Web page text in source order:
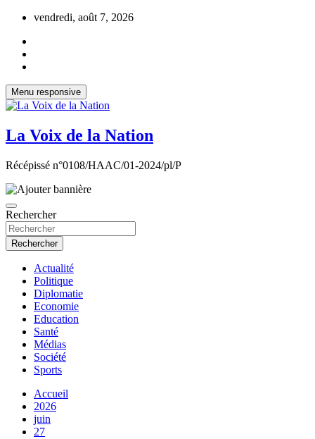
Aller
contenu
vendredi, août 7, 2026
Menu responsive
La Voix de la Nation
Récépissé n°0108/HAAC/01-2024/pl/P
Rechercher
Rechercher
Actualité
Politique
Diplomatie
Economie
Education
Santé
Médias
Société
Sports
Accueil
2026
juin
27